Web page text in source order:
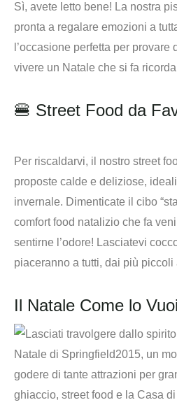
Sì, avete letto bene! La nostra
pronta a regalare emozioni a
l’occasione perfetta per provare
vivere un Natale che si fa
🍔 Street Food da
Per riscaldarvi, il nostro street
proposte calde e deliziose,
invernale. Dimenticate il cibo
comfort food natalizio che fa
sentirne l’odore! Lasciatevi
piaceranno a tutti, dai più piccoli
Il Natale Come lo